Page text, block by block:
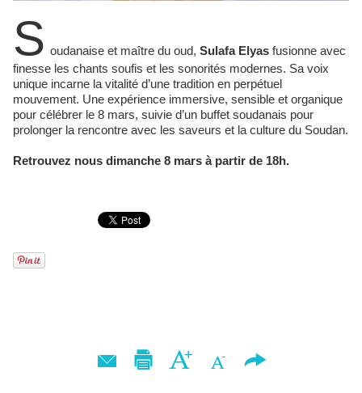
S oudanaise et maître du oud, Sulafa Elyas fusionne avec
finesse les chants soufis et les sonorités modernes. Sa voix
unique incarne la vitalité d’une tradition en perpétuel
mouvement. Une expérience immersive, sensible et organique
pour célébrer le 8 mars, suivie d’un buffet soudanais pour
prolonger la rencontre avec les saveurs et la culture du Soudan.
Retrouvez nous dimanche 8 mars à partir de 18h.